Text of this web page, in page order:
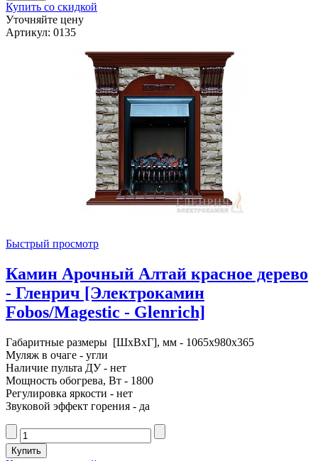
Купить со скидкой
Уточняйте цену
Артикул: 0135
Быстрый просмотр
Камин Арочный Алтай красное дерево
- Гленрич [Электрокамин
Fobos/Magestic - Glenrich]
Габаритные размеры [ШxВxГ], мм - 1065x980x365
Муляж в очаге - угли
Наличие пульта ДУ - нет
Мощность обогрева, Вт - 1800
Регулировка яркости - нет
Звуковой эффект горения - да